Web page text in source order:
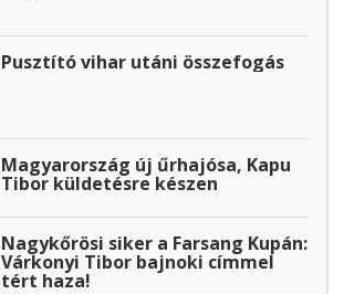
Pusztító vihar utáni összefogás
Magyarország új űrhajósa, Kapu
Tibor küldetésre készen
Nagykőrösi siker a Farsang Kupán:
Várkonyi Tibor bajnoki címmel
tért haza!